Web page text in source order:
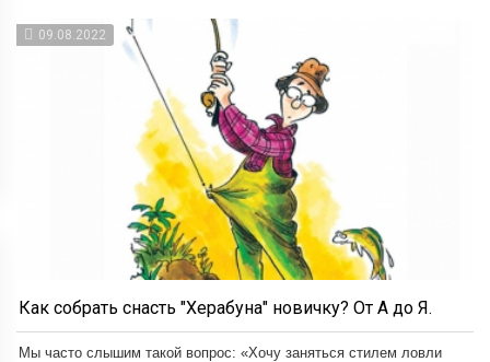
09.08.2022
Как собрать снасть "Херабуна" новичку? От А до Я.
Мы часто слышим такой вопрос: «Хочу заняться стилем ловли